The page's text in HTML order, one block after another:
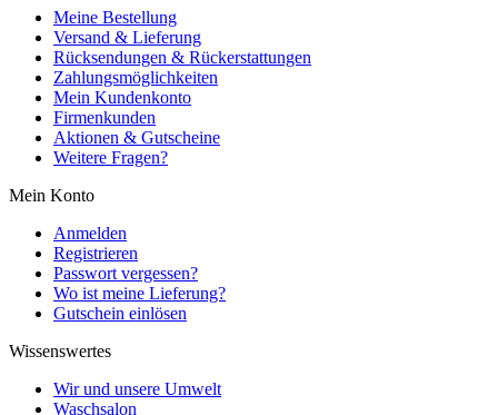
Meine Bestellung
Versand & Lieferung
Rücksendungen & Rückerstattungen
Zahlungsmöglichkeiten
Mein Kundenkonto
Firmenkunden
Aktionen & Gutscheine
Weitere Fragen?
Mein Konto
Anmelden
Registrieren
Passwort vergessen?
Wo ist meine Lieferung?
Gutschein einlösen
Wissenswertes
Wir und unsere Umwelt
Waschsalon